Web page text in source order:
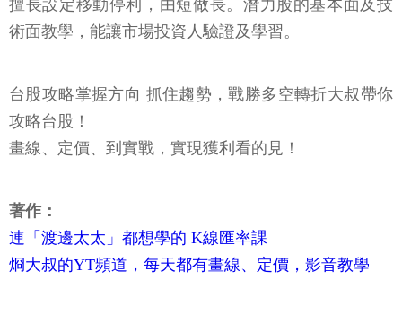
擅長設定移動停利，由短做長。潛力股的基本面及技
術面教學，能讓市場投資人驗證及學習。
台股攻略掌握方向 抓住趨勢，戰勝多空轉折大叔帶你
攻略台股！
畫線、定價、到實戰，實現獲利看的見！
著作：
連「渡邊太太」都想學的 K線匯率課
烱大叔的YT頻道，每天都有畫線、定價，影音教學